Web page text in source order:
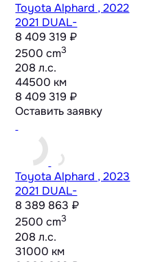
Toyota Alphard , 2022
2021 DUAL-
8 409 319 ₽
2500 cm3
208 л.с.
44500 км
8 409 319 ₽
Оставить заявку
Toyota Alphard , 2023
2021 DUAL-
8 389 863 ₽
2500 cm3
208 л.с.
31000 км